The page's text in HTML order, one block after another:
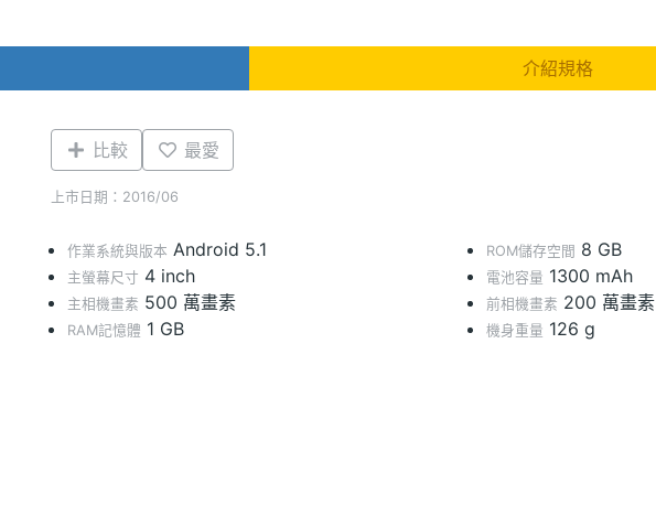
介紹規格
比較 最愛
上市日期：2016/06
作業系統與版本 Android 5.1
主螢幕尺寸 4 inch
主相機畫素 500 萬畫素
RAM記憶體 1 GB
ROM儲存空間 8 GB
電池容量 1300 mAh
前相機畫素 200 萬畫素
機身重量 126 g